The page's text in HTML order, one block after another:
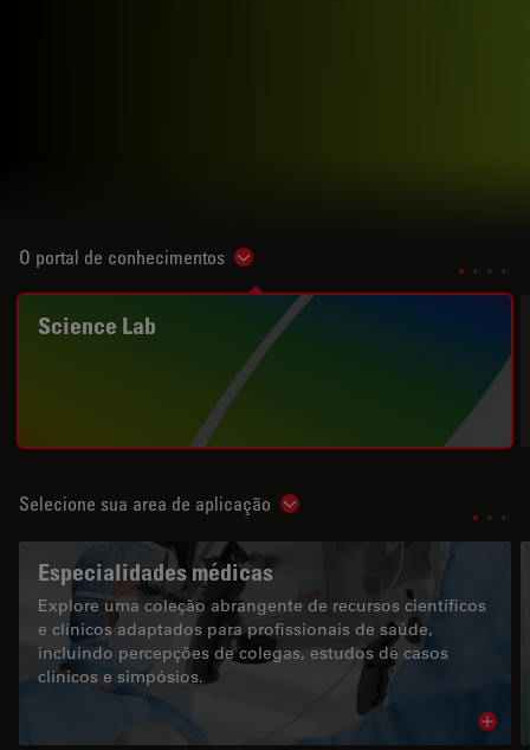
O portal de conhecimentos Show subnavigation
Science Lab
Selecione sua area de aplicação Show subnavigation
Especialidades médicas
Explore uma coleção abrangente de recursos científicos
e clínicos adaptados para profissionais de saúde,
incluindo percepções de colegas, estudos de casos
clínicos e simpósios.